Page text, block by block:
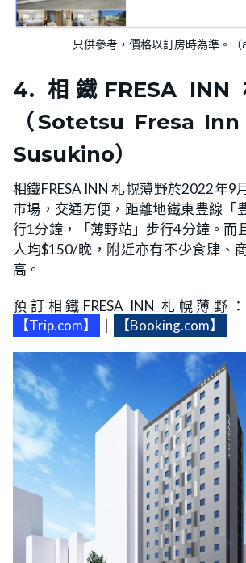
只供參考，價格以訂房時為準。（
4. 相鐵FRESA INN
（Sotetsu Fresa
Susukino）
相鐵FRESA INN 札幌薄野於2022年9
市場，交通方便，距離地鐵東豊線「
行1分鐘，「薄野站」步行4分鐘。而
人均$150/晚，附近亦有不少食肆、
高。
預訂相鐵FRESA INN 札幌薄野：
【Trip.com】
【Booking.com】